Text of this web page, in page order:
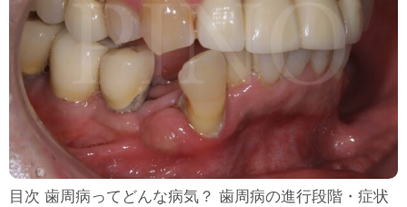
目次 歯周病ってどんな病気？ 歯周病の進行段階・症状